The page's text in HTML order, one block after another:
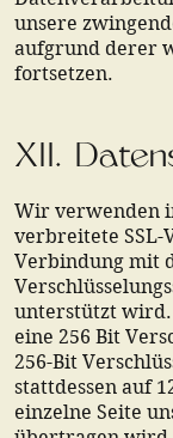
unsere
aufgrund derer
fortsetzen.
XII.
Wir verwenden
verbreitete SSL-
Verbindung mit
unterstützt wird.
eine 256 Bit
256-Bit
stattdessen auf
einzelne Seite